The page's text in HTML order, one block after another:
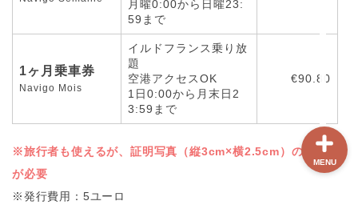
月曜0:00から日曜23:
59まで
1ヶ月乗車券
Navigo Mois
イルドフランス乗り放
題
空港アクセスOK
1日0:00から月末日2
3:59まで
€90.80
※旅行者も使えるが、証明写真（縦3cm×横2.5cm）の添付
が必要
※発行費用：5ユーロ
MENU
フランスボックスについ